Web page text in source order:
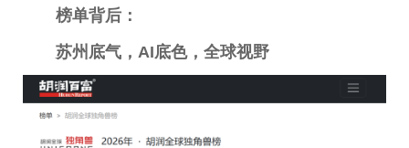
榜单背后：
苏州底气，AI底色，全球视野